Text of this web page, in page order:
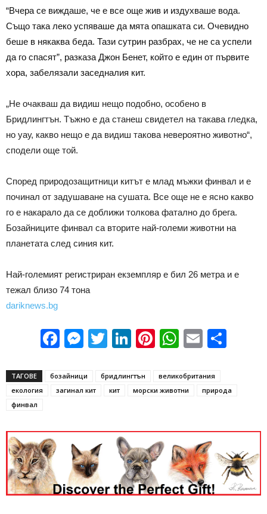
“Вчера се виждаше, че е все още жив и издухваше вода.
Също така леко успяваше да мята опашката си. Очевидно
беше в някаква беда. Тази сутрин разбрах, че не са успели
да го спасят”, разказа Джон Бенет, който е един от първите
хора, забелязали заседналия кит.
„Не очакваш да видиш нещо подобно, особено в
Бридлингтън. Тъжно е да станеш свидетел на такава гледка,
но уау, какво нещо е да видиш такова невероятно животно“,
сподели още той.
Според природозащитници китът е млад мъжки финвал и е
починал от задушаване на сушата. Все още не е ясно какво
го е накарало да се доближи толкова фатално до брега.
Бозайниците финвал са вторите най-големи животни на
планетата след синия кит.
Най-големият регистриран екземпляр е бил 26 метра и е
тежал близо 74 тона
dariknews.bg
Facebook
Messenger
Twitter
LinkedIn
Pinterest
WhatsApp
Email
ТАГОВЕ бозайници бридлингтън
великобритания
екология
загинал кит кит морски животни
природа
финвал